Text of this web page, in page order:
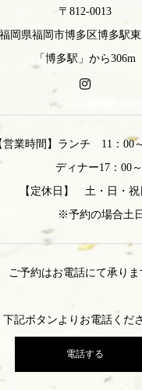
〒812-0013
福岡県福岡市博多区博多駅東
「博多駅」から306m
営業時間】ランチ 11：00
ィナー17：00～翌
【定休日】 土・日・祝
予約の場合土日
ご予約はお電話にて承りま
下記ボタンよりお電話くだ
電話する